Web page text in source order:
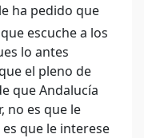
ha pedido que
escuche a los
lo antes
el pleno de
que Andalucía
no es que le
que le interese